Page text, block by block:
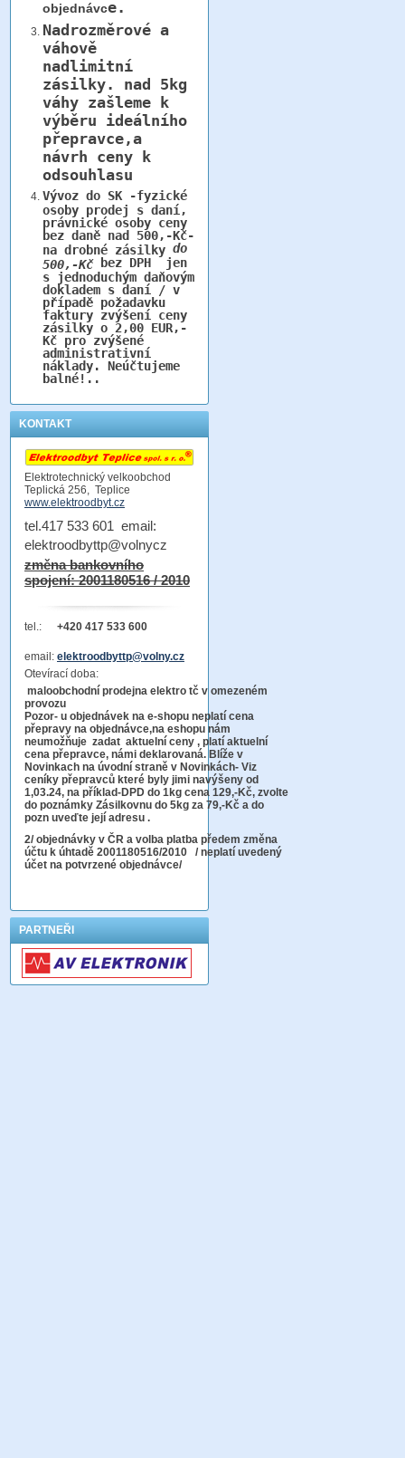
objednávce.
Nadrozměrové a
váhově
nadlimitní
zásilky. nad 5kg
váhy zašleme k
výběru ideálního
přepravce,a
návrh ceny k
odsouhlasu
Vývoz do SK -fyzické
osoby prodej s daní,
právnické osoby ceny
bez daně nad 500,-Kč-
na drobné zásilky do
500,-Kčbez DPH jen
s jednoduchým daňovým
dokladem s daní / v
případě požadavku
faktury zvýšení ceny
zásilky o 2,00 EUR,-
Kč pro zvýšené
administrativní
náklady. Neúčtujeme
balné!..
KONTAKT
Elektrotechnický velkoobchod
Teplická 256, Teplice
www.elektroodbyt.cz
tel.417 533 601 email:
elektroodbyttp@volnycz
změna bankovního
spojení: 2001180516 / 2010
tel.: +420 417 533 600
email: elektroodbyttp@volny.cz
Otevírací doba:
maloobchodní prodejna elektro tč v omezeném
provozu
Pozor- u objednávek na e-shopu neplatí cena
přepravy na objednávce,na eshopu nám
neumožňuje zadat aktuelní ceny , platí aktuelní
cena přepravce, námi deklarovaná. Blíže v
Novinkach na úvodní straně v Novinkách- Viz
ceníky přepravců které byly jimi navýšeny od
1,03.24, na příklad-DPD do 1kg cena 129,-Kč, zvolte
do poznámky Zásilkovnu do 5kg za 79,-Kč a do
pozn uveďte její adresu .
2/ objednávky v ČR a volba platba předem změna
účtu k úhtadě 2001180516/2010 / neplatí uvedený
účet na potvrzené objednávce/
PARTNEŘI